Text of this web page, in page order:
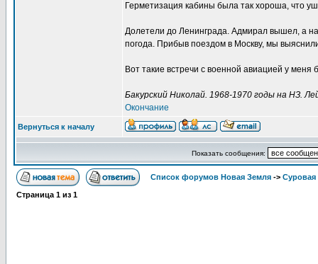
Герметизация кабины была так хороша, что
Долетели до Ленинграда. Адмирал вышел, а
погода. Прибыв поездом в Москву, мы
Вот такие встречи с военной авиацией у
Бакурский Николай. 1968-1970 годы на НЗ.
Окончание
Вернуться к началу
Показать сообщения:
Список форумов Новая Земля -> Суровая
Страница 1 из 1